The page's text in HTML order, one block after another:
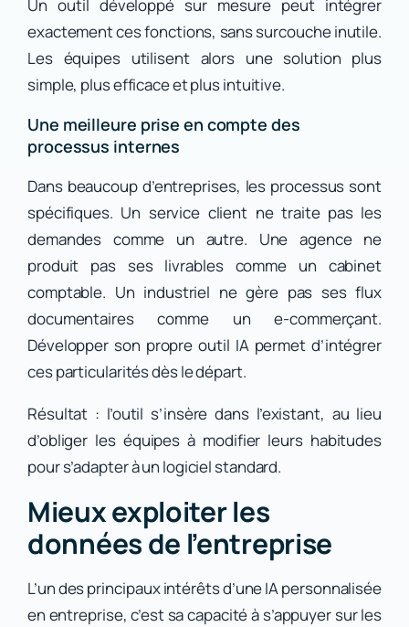
Un outil développé sur mesure peut intégrer
exactement ces fonctions, sans surcouche inutile.
Les équipes utilisent alors une solution plus
simple, plus efficace et plus intuitive.
Une meilleure prise en compte des
processus internes
Dans beaucoup d’entreprises, les processus sont
spécifiques. Un service client ne traite pas les
demandes comme un autre. Une agence ne
produit pas ses livrables comme un cabinet
comptable. Un industriel ne gère pas ses flux
documentaires comme un e-commerçant.
Développer son propre outil IA permet d’intégrer
ces particularités dès le départ.
Résultat : l’outil s’insère dans l’existant, au lieu
d’obliger les équipes à modifier leurs habitudes
pour s’adapter à un logiciel standard.
Mieux exploiter les
données de l’entreprise
L’un des principaux intérêts d’une IA personnalisée
en entreprise, c’est sa capacité à s’appuyer sur les